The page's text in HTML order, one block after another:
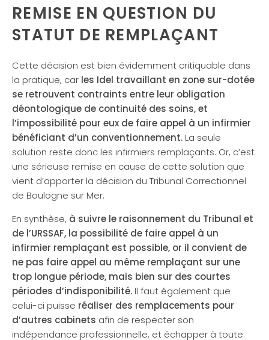
REMISE EN QUESTION DU
STATUT DE REMPLAÇANT
Cette décision est bien évidemment critiquable dans
la pratique, car les Idel travaillant en zone sur-dotée
se retrouvent contraints entre leur obligation
déontologique de continuité des soins, et
l’impossibilité pour eux de faire appel à un infirmier
bénéficiant d’un conventionnement.La seule
solution reste donc les infirmiers remplaçants. Or, c’est
une sérieuse remise en cause de cette solution que
vient d’apporter la décision du Tribunal Correctionnel
de Boulogne sur Mer.
En synthèse, à suivre le raisonnement du Tribunal et
de l’URSSAF, la possibilité de faire appel à un
infirmier remplaçant est possible, or il convient de
ne pas faire appel au même remplaçant sur une
trop longue période, mais bien sur des courtes
périodes d’indisponibilité.Il faut également que
celui-ci puisse réaliser des remplacements pour
d’autres cabinets afin de respecter son
indépendance professionnelle, et échapper à toute